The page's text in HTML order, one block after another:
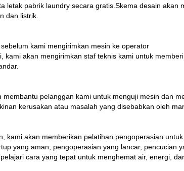
letak pabrik laundry secara gratis.Skema desain
dan listrik.
kami mengirimkan mesin ke operator
kami akan mengirimkan staf teknis kami untuk
membantu pelanggan kami untuk menguji mesin dan
kerusakan atau masalah yang disebabkan oleh
kami akan memberikan pelatihan pengoperasian
yang aman, pengoperasian yang lancar,
cara yang tepat untuk menghemat air, energi,